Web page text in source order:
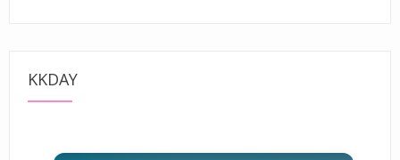
KKDAY